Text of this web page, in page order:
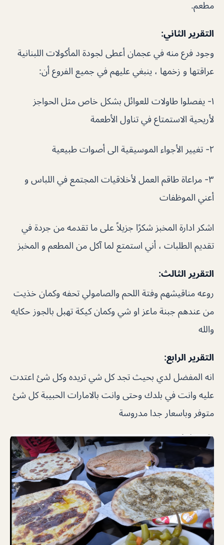
مطعم.
التقرير الثاني:
وجود فرع منه في عجمان أعطى لجودة المأكولات اللبنانية
عراقتها و زخمها ، ينبغي عليهم في جميع الفروع أن:
١- يفصلوا طاولات للعوائل بشكل خاص مثل الحواجز
لأريحية الاستمتاع في تناول الأطعمة
٢- تغيير الأجواء الموسيقية الى أصوات طبيعية
٣- مراعاة طاقم العمل لأخلاقيات المجتمع في اللباس و
أعني الموظفات
اشكر ادارة المخبز شكرًا جزيلاً على ما تقدمه من جردة في
تقديم الطلبات ، أني استمتع لما آكل من المطعم و المخبز
التقرير الثالث:
روعه مناقيشهم وفتة اللحم والصامولي تحفه وكمان خذيت
من عندهم جبنة ماعز او شي وكمان كيكة تهبل بالجوز حكايه
والله
التقرير الرابع:
انه المفضل لدي بحيث تجد كل شي تريده وكل شئ اعتدت
عليه وانت في بلدك وحتى وانت بالامارات الحبيبة كل شئ
متوفر وباسعار جدا مدروسة